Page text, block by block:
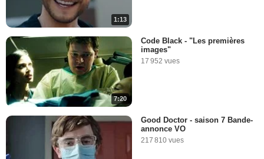
1:13
7:20
Code Black - "Les premières
images"
17 952 vues
Good Doctor - saison 7 Bande-
annonce VO
217 810 vues